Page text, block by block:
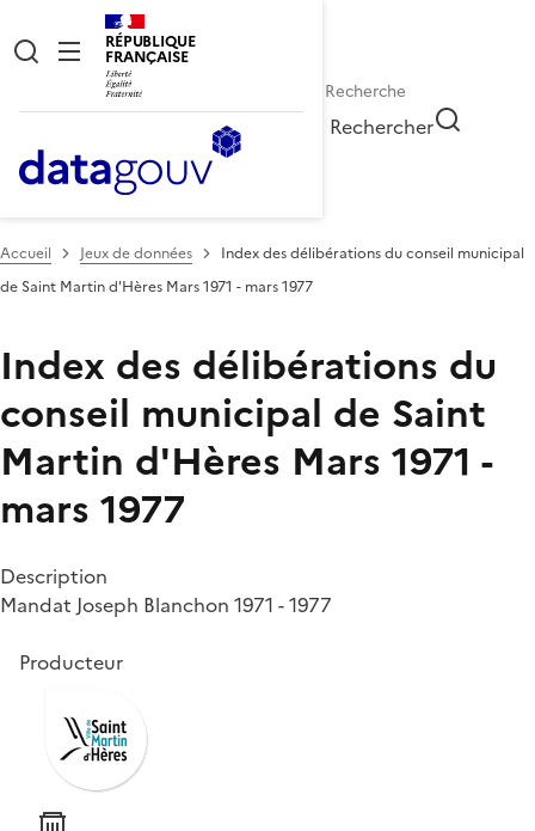
RÉPUBLIQUE
FRANÇAISE
Rechercher
Accueil Jeux de données
Index des délibérations du conseil municipal
de Saint Martin d'Hères Mars 1971 - mars 1977
Index des délibérations du
conseil municipal de Saint
Martin d'Hères Mars 1971 -
mars 1977
Description
Mandat Joseph Blanchon 1971 - 1977
Producteur